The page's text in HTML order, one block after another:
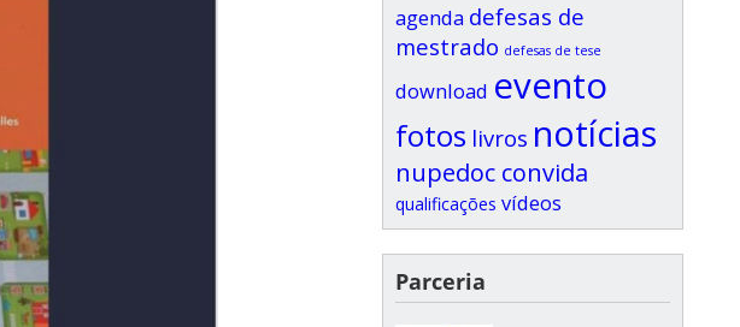
agenda defesas de
mestrado defesas de tese
download evento
fotos livros notícias
nupedoc convida
qualificações vídeos
Parceria